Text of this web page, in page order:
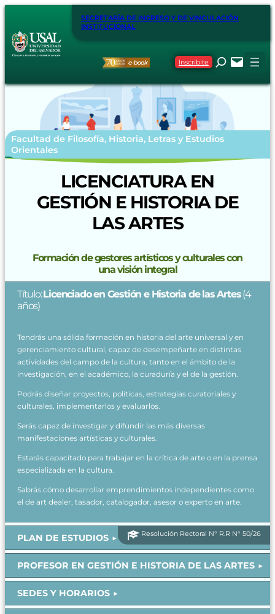
SECRETARÍA DE INGRESO Y DE VINCULACIÓN
INSTITUCIONAL
Inscribite
Facultad de Filosofía, Historia, Letras y Estudios
Orientales
LICENCIATURA EN
GESTIÓN E HISTORIA DE
LAS ARTES
Formación de gestores artísticos y culturales con
una visión integral
Título:Licenciado en Gestión e Historia de las Artes(4
años)
Tendrás una sólida formación en historia del arte universal y en
gerenciamiento cultural, capaz de desempeñarte en distintas
actividades del campo de la cultura, tanto en el ámbito de la
investigación, en el académico, la curaduría y el de la gestión.
Podrás diseñar proyectos, políticas, estrategias curatoriales y
culturales, implementarlos y evaluarlos.
Serás capaz de investigar y difundir las más diversas
manifestaciones artísticas y culturales.
Estarás capacitado para trabajar en la crítica de arte o en la prensa
especializada en la cultura.
Sabrás cómo desarrollar emprendimientos independientes como
el de art dealer, tasador, catalogador, asesor o experto en arte.
Resolución Rectoral N° R.R N° 50/26
PLAN DE ESTUDIOS
PROFESOR EN GESTIÓN E HISTORIA DE LAS ARTES
SEDES Y HORARIOS